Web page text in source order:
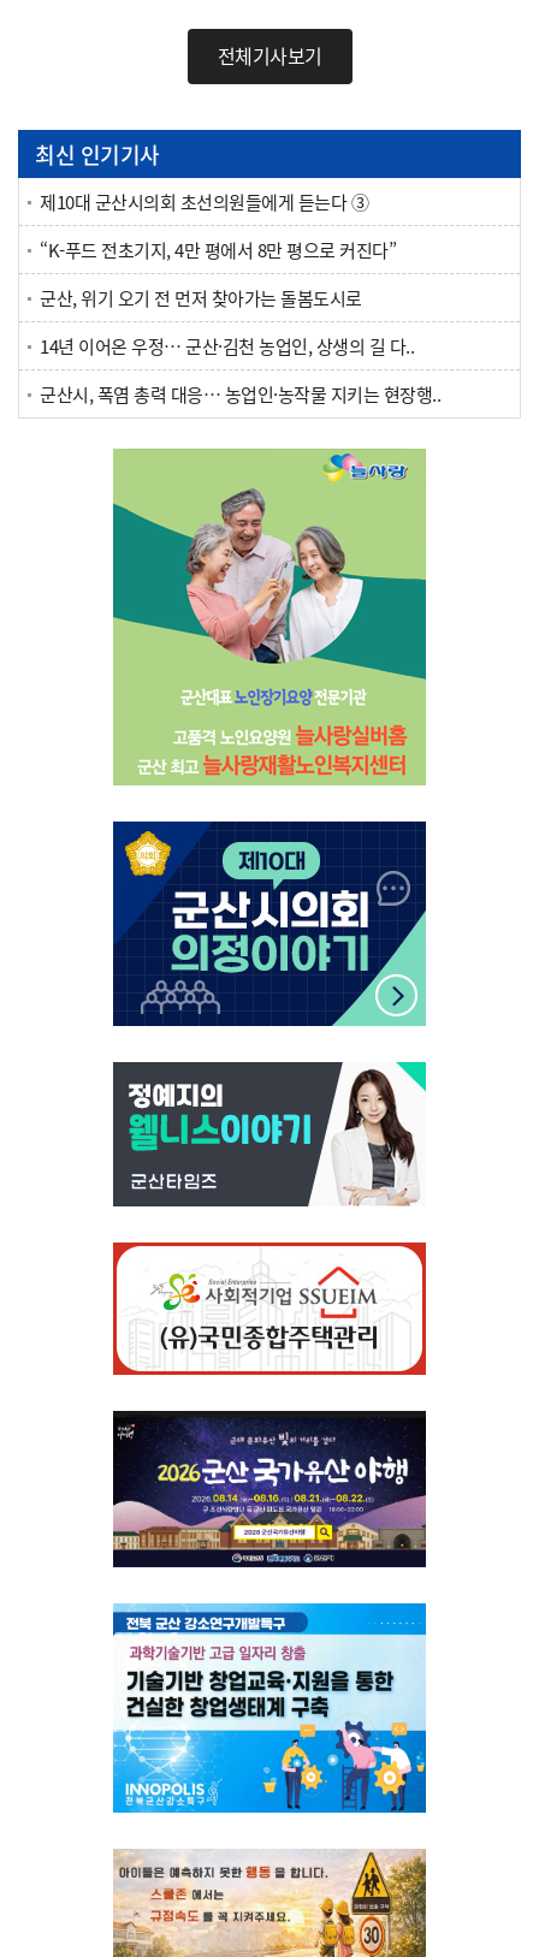
전체기사보기
최신 인기기사
제10대 군산시의회 초선의원들에게 듣는다 ③
“K-푸드 전초기지, 4만 평에서 8만 평으로 커진다”
군산, 위기 오기 전 먼저 찾아가는 돌봄도시로
14년 이어온 우정… 군산·김천 농업인, 상생의 길 다..
군산시, 폭염 총력 대응… 농업인·농작물 지키는 현장행..